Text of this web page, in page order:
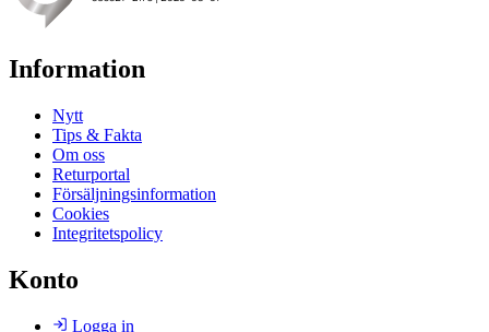
Information
Nytt
Tips & Fakta
Om oss
Returportal
Försäljningsinformation
Cookies
Integritetspolicy
Konto
Logga in